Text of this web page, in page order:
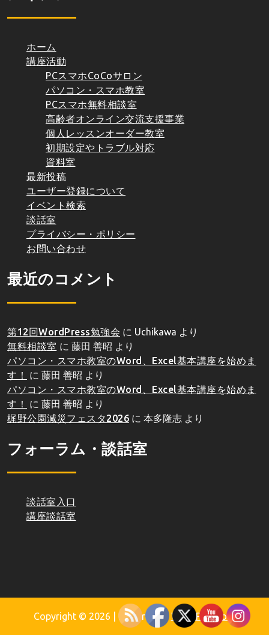
ホーム
講座活動
PCスマホCoCoサロン
パソコン・スマホ教室
PCスマホ無料相談室
高齢者オンライン交流支援事業
個人レッスンオーダー教室
初期設定やトラブル対応
資料室
最新投稿
ユーザー登録について
イベント検索
談話室
プライバシー・ポリシー
お問い合わせ
最近のコメント
第12回WordPress勉強会 に Uchikawa より
無料相談室 に 藤田 善昭 より
パソコン・スマホ教室のWord、Excel基本講座を始めま
す！
に 藤田 善昭 より
パソコン・スマホ教室のWord、Excel基本講座を始めま
す！
に 藤田 善昭 より
梶野公園減災フェスタ2026 に 本多隆志 より
フォーラム・談話室
談話室入口
講座談話室
Copyright © 2026 | Powered byWordPress.org